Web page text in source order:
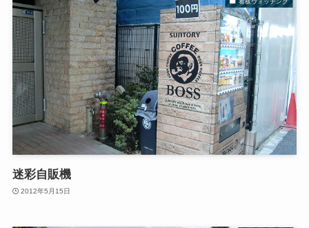
迷彩自販機
2012年5月15日